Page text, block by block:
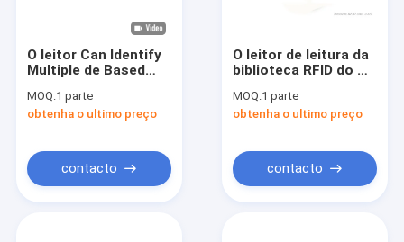
O leitor Can Identify
Multiple de Based
do leitor do poder
médio do HF etiqueta
MOQ:1 parte
obtenha o ultimo preço
contacto
O leitor de leitura da
biblioteca RFID do HF
40cm para verifica
dentro a verificação
MOQ:1 parte
obtenha o ultimo preço
contacto